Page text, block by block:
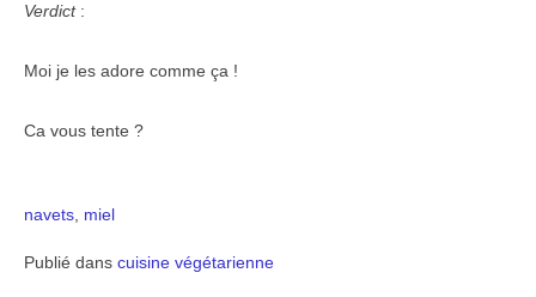
Verdict:
Moi je les adore comme ça !
Ca vous tente ?
navets miel
Publié dans cuisine végétarienne